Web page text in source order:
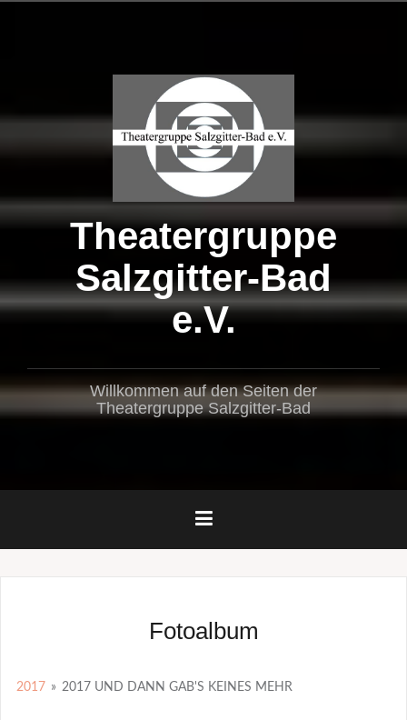
Theatergruppe
Salzgitter-Bad
e.V.
Willkommen auf den Seiten der
Theatergruppe Salzgitter-Bad
Fotoalbum
2017 » 2017 UND DANN GAB'S KEINES MEHR